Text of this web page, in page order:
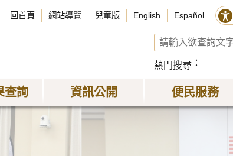
回首頁 網站導覽 兒童版 English Español
熱門搜尋
查詢 資訊公開 便民服務